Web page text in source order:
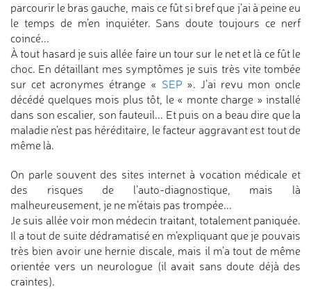
parcourir le bras gauche, mais ce fût si bref que j’ai à peine eu
le temps de m’en inquiéter. Sans doute toujours ce nerf
coincé...
À tout hasard je suis allée faire un tour sur le net et là ce fût le
choc. En détaillant mes symptômes je suis très vite tombée
sur cet acronymes étrange « SEP ». J’ai revu mon oncle
décédé quelques mois plus tôt, le « monte charge » installé
dans son escalier, son fauteuil... Et puis on a beau dire que la
maladie n’est pas héréditaire, le facteur aggravant est tout de
même là.
On parle souvent des sites internet à vocation médicale et
des risques de l’auto-diagnostique, mais là
malheureusement, je ne m’étais pas trompée...
Je suis allée voir mon médecin traitant, totalement paniquée.
Il a tout de suite dédramatisé en m’expliquant que je pouvais
très bien avoir une hernie discale, mais il m’a tout de même
orientée vers un neurologue (il avait sans doute déjà des
craintes).